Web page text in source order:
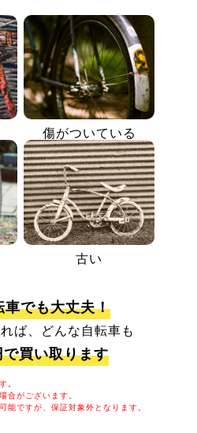
傷がついている
古い
車でも大丈夫！
ば、どんな自転車も
買い取ります
。
合がございます。
能ですが、保証対象外となります。